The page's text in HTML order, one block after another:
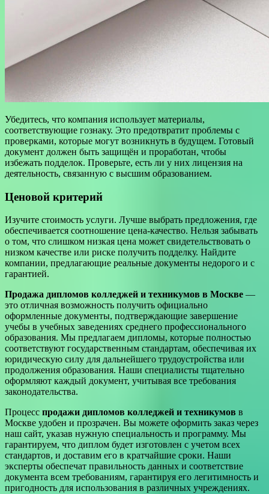
Убедитесь, что компания использует материалы,
соответствующие гознаку. Это предотвратит проблемы с
проверками, которые могут возникнуть в будущем. Готовый
документ должен быть защищён и проработан, чтобы
избежать подделок. Проверьте, есть ли у них лицензия на
деятельность, связанную с высшим образованием.
Ценовой критерий
Изучите стоимость услуги. Лучше выбрать предложения, где
обеспечивается соотношение цена-качество. Нельзя забывать
о том, что слишком низкая цена может свидетельствовать о
низком качестве или риске получить подделку. Найдите
компании, предлагающие реальные документы недорого и с
гарантией.
Продажа дипломов колледжей и техникумов в Москве —
это отличная возможность получить официально
оформленные документы, подтверждающие завершение
учебы в учебных заведениях среднего профессионального
образования. Мы предлагаем дипломы, которые полностью
соответствуют государственным стандартам, обеспечивая их
юридическую силу для дальнейшего трудоустройства или
продолжения образования. Наши специалисты тщательно
оформляют каждый документ, учитывая все требования
законодательства.
Процесс продажи дипломов колледжей и техникумов в
Москве удобен и прозрачен. Вы можете оформить заказ через
наш сайт, указав нужную специальность и программу. Мы
гарантируем, что диплом будет изготовлен с учетом всех
стандартов, и доставим его в кратчайшие сроки. Наши
эксперты обеспечат правильность данных и соответствие
документа всем требованиям, гарантируя его легитимность и
пригодность для использования в различных учреждениях.